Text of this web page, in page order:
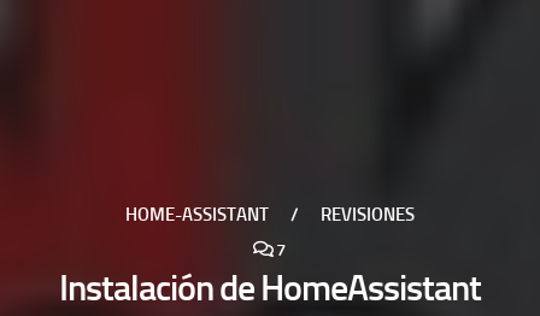
HOME-ASSISTANT /
REVISIONES
7
Instalación de HomeAssistant